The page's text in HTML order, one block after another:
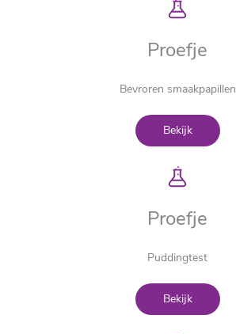
Proefje
Bevroren smaakpapillen
Bekijk
Proefje
Puddingtest
Bekijk